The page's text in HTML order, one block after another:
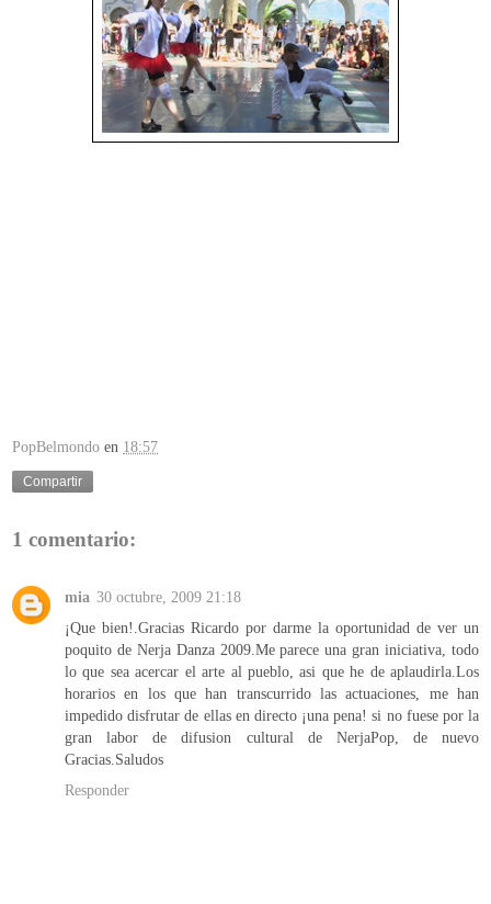
PopBelmondo en 18:57
Compartir
1 comentario:
mia 30 octubre, 2009 21:18
¡Que bien!.Gracias Ricardo por darme la oportunidad de ver un
poquito de Nerja Danza 2009.Me parece una gran iniciativa, todo
lo que sea acercar el arte al pueblo, asi que he de aplaudirla.Los
horarios en los que han transcurrido las actuaciones, me han
impedido disfrutar de ellas en directo ¡una pena! si no fuese por la
gran labor de difusion cultural de NerjaPop, de nuevo
Gracias.Saludos
Responder